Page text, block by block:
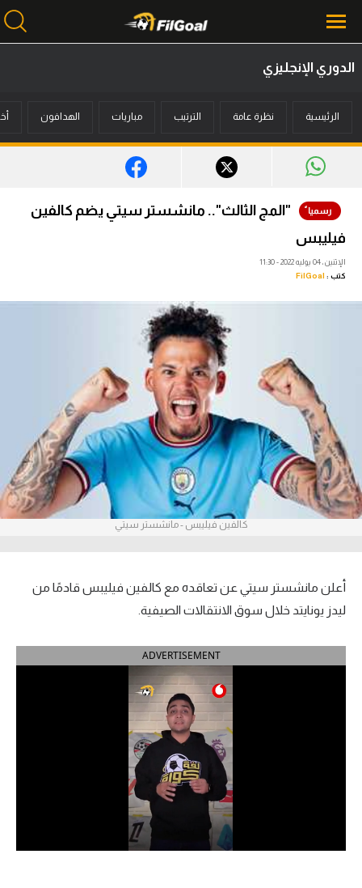
أخبار
ميركاتو
فانتازي في الجول
عدسات
آراء حرة
ركن الألعاب
بطولات
أمريكا 2026
الدوري الإسباني
الدوري الإيطالي
الدوري السعودي للمحترفين
دوري أبطال إفريقيا
الدوري الإنجليزي
الرئيسية نظرة عامة الترتيب مباريات الهدافون
"المج الثالث".. مانشستر سيتي يضم كالفين
فيليبس
الإثنين، 04 يوليه 2022 - 11:30
كتب : FilGoal
كالفين فيليبس - مانشستر سيتي
أعلن مانشستر سيتي عن تعاقده مع كالفين فيليبس قادمًا من
ليدز يونايتد خلال سوق الانتقالات الصيفية.
ADVERTISEMENT